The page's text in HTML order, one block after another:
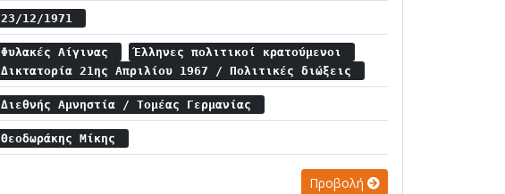
23/12/1971
Φυλακές Αίγινας
Έλληνες πολιτικοί κρατούμενοι
Δικτατορία 21ης Απριλίου 1967 / Πολιτικές διώξεις
Διεθνής Αμνηστία / Τομέας Γερμανίας
Θεοδωράκης Μίκης
Προβολή